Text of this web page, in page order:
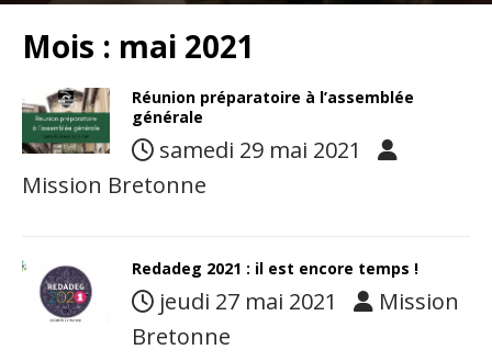
Mois : mai 2021
Réunion préparatoire à l’assemblée
générale
samedi 29 mai 2021
Mission Bretonne
Redadeg 2021 : il est encore temps !
jeudi 27 mai 2021
Mission
Bretonne